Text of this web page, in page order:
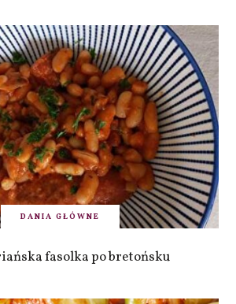
DANIA GŁÓWNE
fasolka po bretońsku